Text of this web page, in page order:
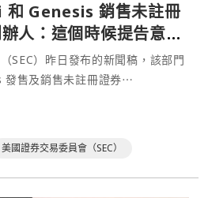
和 Genesis 銷售未註冊
人：這個時候提告意義
SEC）昨日發布的新聞稿，該部門
售及銷售未註冊證券⋯
美國證券交易委員會（SEC）